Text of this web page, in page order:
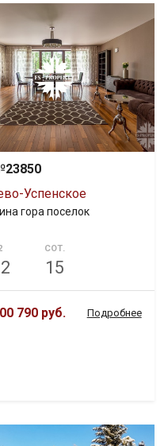
Успенское
гора поселок
СОТ.
15
790 руб. Подробнее